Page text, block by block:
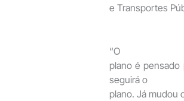
e Transportes
“O
plano é
seguirá o
plano. Já mudou